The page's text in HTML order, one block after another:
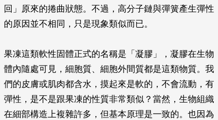
回」原來的捲曲狀態。不過，高分子鏈與彈簧產生彈性
的原因並不相同，只是現象類似而已。
果凍這類軟性固體正式的名稱是「凝膠」，凝膠在生物
體內隨處可見，細胞質、細胞外間質都是這類物質。我
們的皮膚或肌肉都含水，摸起來是軟的，不會流動，有
彈性，是不是跟果凍的性質非常類似？當然，生物組織
在細部構造上複雜許多，但基本原理是一致的。也因為